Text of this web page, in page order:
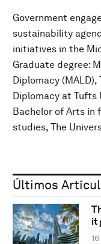
Government
sustainability
initiatives in the
Graduate degree:
Diplomacy
Diplomacy at Tufts
Bachelor of Arts in
studies, The
Últimos
it